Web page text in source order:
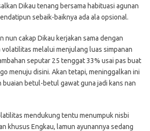
Dikau tenang bersama habituasi agunan
sebaik-baiknya ada ala opsional.
nun cakap Dikau kerjakan sama dengan
melalui menjulang luas simpanan
seputar 25 tenggat 33% usai pas buat
menuju disini. Akan tetapi, meninggalkan ini
buaian betul-betul gawat guna jadi kans nan
mendukung tentu menumpuk nisbi
khusus Engkau, lamun ayunannya sedang